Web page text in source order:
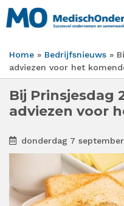
Overslaan
en
inhoud
gaan
Kruimelpad
Home Bedrijfsnieuws
adviezen voor het
Bij Prinsjesdag
adviezen voor
donderdag 7